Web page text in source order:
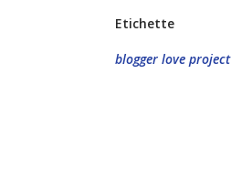
Etichette
blogger love project